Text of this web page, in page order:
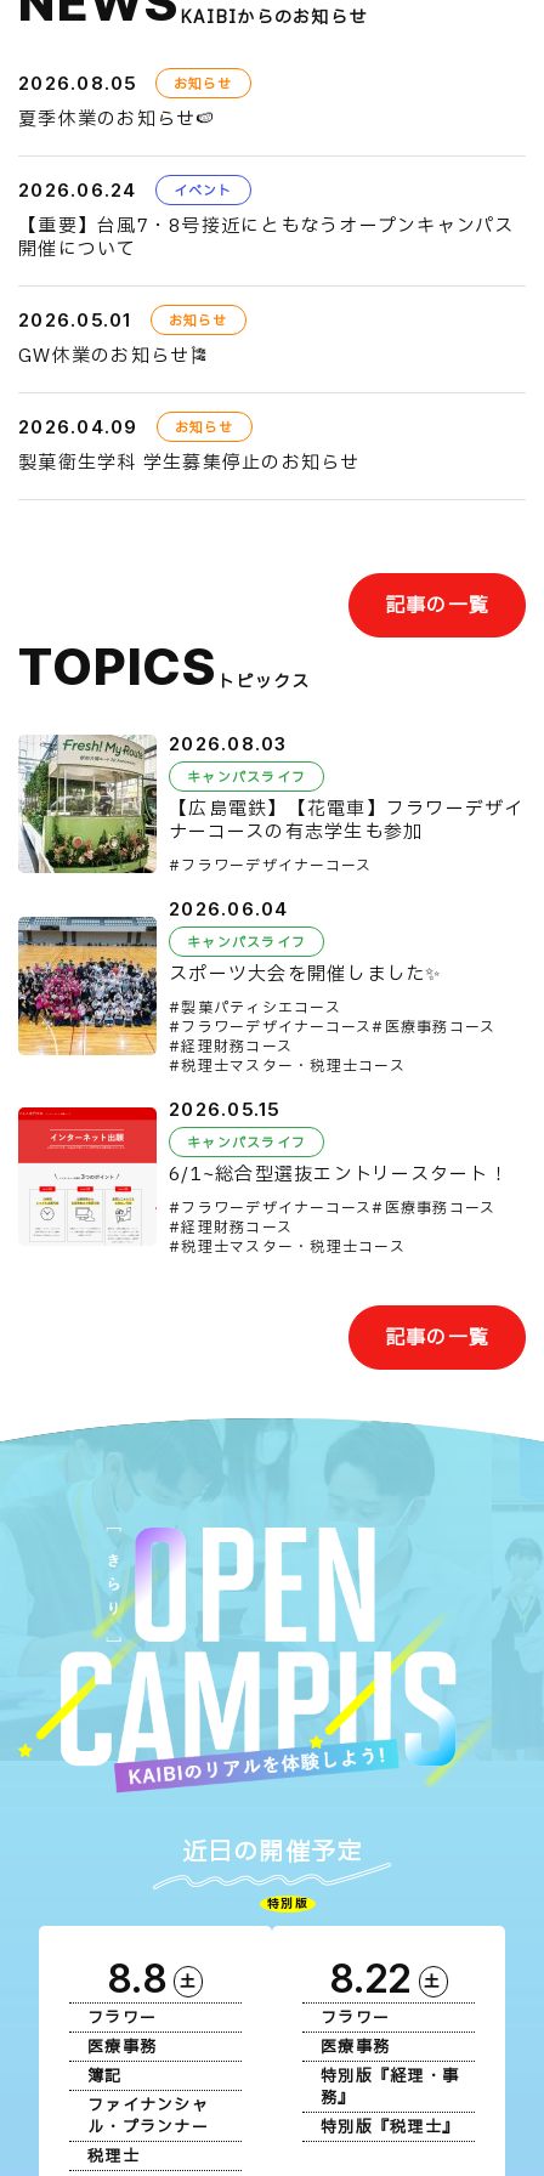
KAIBIからのお知らせ
2026.08.05 お知らせ
夏季休業のお知らせ🍉
2026.06.24 イベント
【重要】台風7・8号接近にともなうオープンキャンパス
開催について
2026.05.01 お知らせ
GW休業のお知らせ🎏
2026.04.09 お知らせ
製菓衛生学科 学生募集停止のお知らせ
記事の一覧
TOPICS トピックス
2026.08.03
キャンパスライフ
【広島電鉄】【花電車】フラワーデザイ
ナーコースの有志学生も参加
フラワーデザイナーコース
2026.06.04
キャンパスライフ
スポーツ大会を開催しました✨
製菓パティシエコース
フラワーデザイナーコース
医療事務コース
経理財務コース
税理士マスター・税理士コース
2026.05.15
キャンパスライフ
6/1~総合型選抜エントリースタート！
フラワーデザイナーコース
医療事務コース
経理財務コース
税理士マスター・税理士コース
記事の一覧
近日の開催予定
8.8 土
フラワー
医療事務
簿記
ファイナンシャ
ル・プランナー
税理士
8.22 土
特別版
フラワー
医療事務
特別版『経理・事
務』
特別版『税理士』